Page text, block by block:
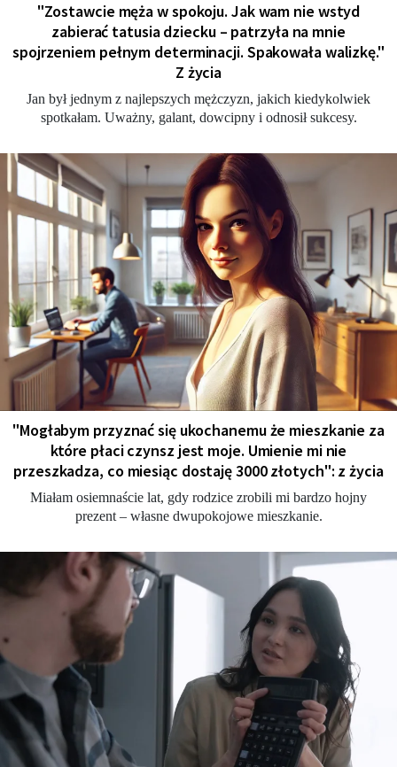
"Zostawcie męża w spokoju. Jak wam nie wstyd
zabierać tatusia dziecku – patrzyła na mnie
spojrzeniem pełnym determinacji. Spakowała walizkę."
Z życia
Jan był jednym z najlepszych mężczyzn, jakich kiedykolwiek
spotkałam. Uważny, galant, dowcipny i odnosił sukcesy.
"Мogłabym przyznać się ukochanemu że mieszkanie za
które płaci czynsz jest moje. Umienie mi nie
przeszkadza, co miesiąc dostaję 3000 złotych": z życia
Miałam osiemnaście lat, gdy rodzice zrobili mi bardzo hojny
prezent – własne dwupokojowe mieszkanie.